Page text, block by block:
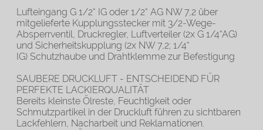
Lufteingang G 1/2“ IG oder 1/2“ AG NW 7,2 über
mitgelieferte Kupplungsstecker mit 3/2-Wege-
Absperrventil, Druckregler, Luftverteiler (2x G 1/4“AG)
und Sicherheitskupplung (2x NW 7,2; 1/4“
IG) Schutzhaube und Drahtklemme zur Befestigung
SAUBERE DRUCKLUFT - ENTSCHEIDEND FÜR
PERFEKTE LACKIERQUALITÄT
Bereits kleinste Ölreste, Feuchtigkeit oder
Schmutzpartikel in der Druckluft führen zu sichtbaren
Lackfehlern, Nacharbeit und Reklamationen.